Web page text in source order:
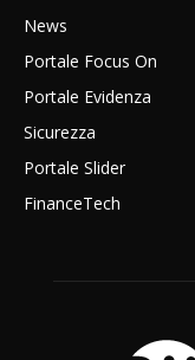
News
Portale Focus On
Portale Evidenza
Sicurezza
Portale Slider
FinanceTech